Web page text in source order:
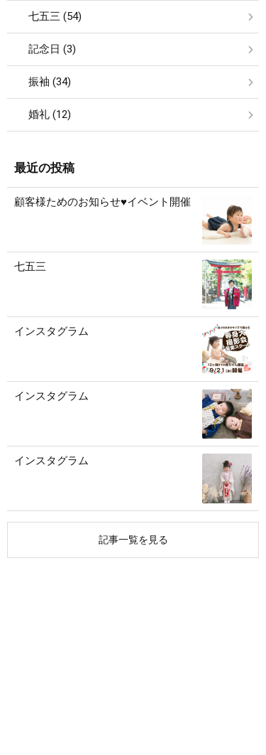
七五三 (54)
記念日 (3)
振袖 (34)
婚礼 (12)
最近の投稿
顧客様ためのお知らせ♥イベント開催
七五三
インスタグラム
インスタグラム
インスタグラム
記事一覧を見る